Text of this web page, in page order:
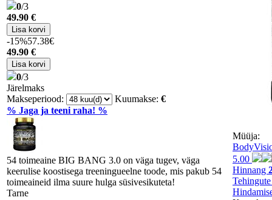
0/3
49.90 €
-15%57.38€
49.90 €
0/3
Järelmaks
Makseperiood:
Kuumakse: €
% Jaga ja teeni raha! %
54 toimeaine BIG BANG 3.0 on väga tugev, väga
keerulise koostisega treeningueelne toode, mis pakub 54
toimeaineid ilma suure hulga süsivesikuteta!
Tarne
Müüja:
5.00
Hinnang